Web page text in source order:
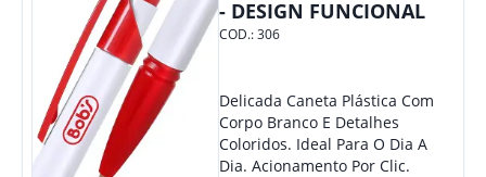
- DESIGN FUNCIONAL
COD.:306
Delicada Caneta Plástica Com
Corpo Branco E Detalhes
Coloridos. Ideal Para O Dia A
Dia. Acionamento Por Clic.